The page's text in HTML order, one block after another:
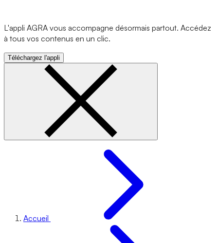
L'appli AGRA vous accompagne désormais partout. Accédez
à tous vos contenus en un clic.
Téléchargez l'appli
Accueil